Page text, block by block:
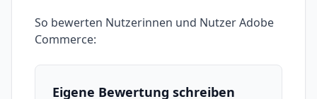
So bewerten Nutzerinnen und NutzerAdobe
Commerce:
Eigene Bewertung schreiben